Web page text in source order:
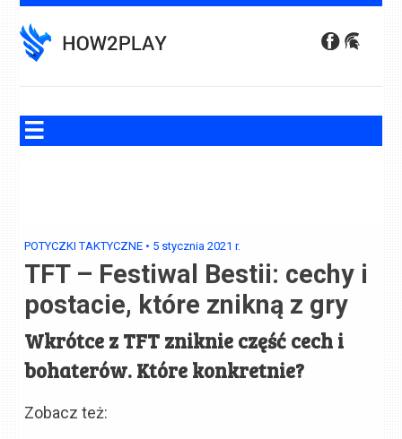
to
content
POTYCZKI TAKTYCZNE • 5 stycznia 2021 r.
TFT – Festiwal Bestii: cechy i
postacie, które znikną z gry
Wkrótce z TFT zniknie część cech i
bohaterów. Które konkretnie?
Zobacz też: